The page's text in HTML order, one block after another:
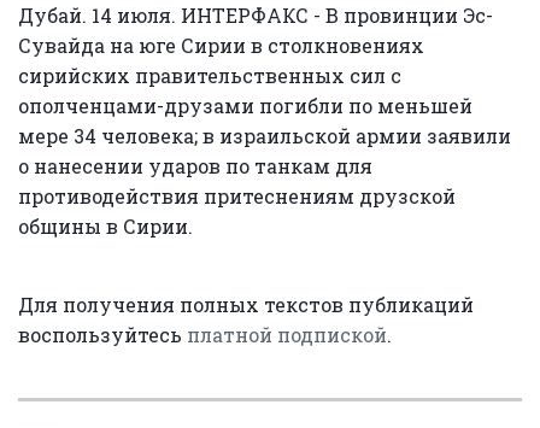
Дубай. 14 июля. ИНТЕРФАКС - В провинции Эс-
Сувайда на юге Сирии в столкновениях
сирийских правительственных сил с
ополченцами-друзами погибли по меньшей
мере 34 человека; в израильской армии заявили
о нанесении ударов по танкам для
противодействия притеснениям друзской
общины в Сирии.
Для получения полных текстов публикаций
воспользуйтесь платной подпиской.